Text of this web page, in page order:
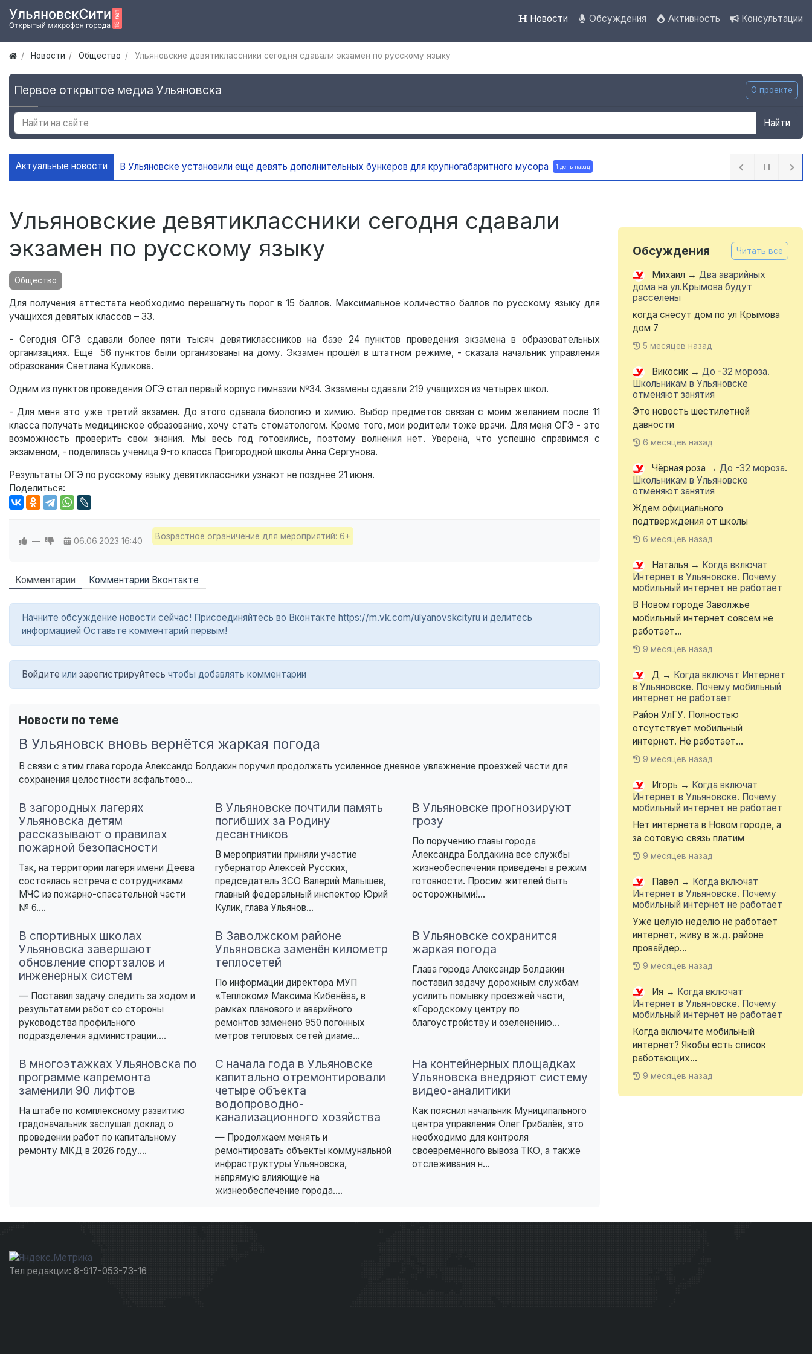
Новости Обсуждения Активность Консультации
Новости Общество Ульяновские девятиклассники сегодня сдавали экзамен по русскому языку
Первое открытое медиа Ульяновска О проекте
Найти
Актуальные новости На контейнерных площадках Ульяновска внедряют систему видео-аналитики
Ульяновские девятиклассники сегодня сдавали
экзамен по русскому языку
Общество
Для получения аттестата необходимо перешагнуть порог в 15 баллов. Максимальное количество баллов по русскому языку для
учащихся девятых классов – 33.
- Сегодня ОГЭ сдавали более пяти тысяч девятиклассников на базе 24 пунктов проведения экзамена в образовательных
организациях. Ещё 56 пунктов были организованы на дому. Экзамен прошёл в штатном режиме, - сказала начальник управления
образования Светлана Куликова.
Одним из пунктов проведения ОГЭ стал первый корпус гимназии №34. Экзамены сдавали 219 учащихся из четырех школ.
- Для меня это уже третий экзамен. До этого сдавала биологию и химию. Выбор предметов связан с моим желанием после 11
класса получать медицинское образование, хочу стать стоматологом. Кроме того, мои родители тоже врачи. Для меня ОГЭ - это
возможность проверить свои знания. Мы весь год готовились, поэтому волнения нет. Уверена, что успешно справимся с
экзаменом, - поделилась ученица 9-го класса Пригородной школы Анна Сергунова.
Результаты ОГЭ по русскому языку девятиклассники узнают не позднее 21 июня.
Поделиться:
— 06.06.2023 16:40 Возрастное ограничение для мероприятий: 6+
Комментарии Комментарии Вконтакте
Начните обсуждение новости сейчас! Присоединяйтесь во Вконтакте https://m.vk.com/ulyanovskcityru и делитесь
информацией Оставьте комментарий первым!
Войдите или зарегистрируйтесь чтобы добавлять комментарии
Новости по теме
В Ульяновск вновь вернётся жаркая погода
В связи с этим глава города Александр Болдакин поручил продолжать усиленное дневное увлажнение проезжей части для
сохранения целостности асфальтово...
В загородных лагерях
Ульяновска детям
рассказывают о правилах
пожарной безопасности
Так, на территории лагеря имени Деева
состоялась встреча с сотрудниками
МЧС из пожарно-спасательной части
№ 6....
В Ульяновске почтили память
погибших за Родину
десантников
В мероприятии приняли участие
губернатор Алексей Русских,
председатель ЗСО Валерий Малышев,
главный федеральный инспектор Юрий
Кулик, глава Ульянов...
В Ульяновске прогнозируют
грозу
По поручению главы города
Александра Болдакина все службы
жизнеобеспечения приведены в режим
готовности. Просим жителей быть
осторожными!...
В спортивных школах
Ульяновска завершают
обновление спортзалов и
инженерных систем
— Поставил задачу следить за ходом и
результатами работ со стороны
руководства профильного
подразделения администрации....
В Заволжском районе
Ульяновска заменён километр
теплосетей
По информации директора МУП
«Теплоком» Максима Кибенёва, в
рамках планового и аварийного
ремонтов заменено 950 погонных
метров тепловых сетей диаме...
В Ульяновске сохранится
жаркая погода
Глава города Александр Болдакин
поставил задачу дорожным службам
усилить помывку проезжей части,
«Городскому центру по
благоустройству и озеленению...
В многоэтажках Ульяновска по
программе капремонта
заменили 90 лифтов
На штабе по комплексному развитию
градоначальник заслушал доклад о
проведении работ по капитальному
ремонту МКД в 2026 году....
С начала года в Ульяновске
капитально отремонтировали
четыре объекта
водопроводно-
канализационного хозяйства
— Продолжаем менять и
ремонтировать объекты коммунальной
инфраструктуры Ульяновска,
напрямую влияющие на
жизнеобеспечение города....
На контейнерных площадках
Ульяновска внедряют систему
видео-аналитики
Как пояснил начальник Муниципального
центра управления Олег Грибалёв, это
необходимо для контроля
своевременного вывоза ТКО, а также
отслеживания н...
Обсуждения Читать все
Михаил → Два аварийных
дома на ул.Крымова будут
расселены
когда снесут дом по ул Крымова
дом 7
5 месяцев назад
Викосик → До -32 мороза.
Школьникам в Ульяновске
отменяют занятия
Это новость шестилетней
давности
6 месяцев назад
Чёрная роза → До -32 мороза.
Школьникам в Ульяновске
отменяют занятия
Ждем официального
подтверждения от школы
6 месяцев назад
Наталья → Когда включат
Интернет в Ульяновске. Почему
мобильный интернет не работает
В Новом городе Заволжье
мобильный интернет совсем не
работает...
9 месяцев назад
Д → Когда включат Интернет
в Ульяновске. Почему мобильный
интернет не работает
Район УлГУ. Полностью
отсутствует мобильный
интернет. Не работает...
9 месяцев назад
Игорь → Когда включат
Интернет в Ульяновске. Почему
мобильный интернет не работает
Нет интернета в Новом городе, а
за сотовую связь платим
9 месяцев назад
Павел → Когда включат
Интернет в Ульяновске. Почему
мобильный интернет не работает
Уже целую неделю не работает
интернет, живу в ж.д. районе
провайдер...
9 месяцев назад
Ия → Когда включат
Интернет в Ульяновске. Почему
мобильный интернет не работает
Когда включите мобильный
интернет? Якобы есть список
работающих...
9 месяцев назад
Тел редакции: 8-917-053-73-16